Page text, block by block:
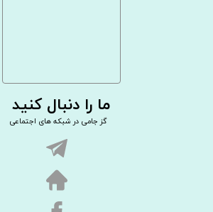
گز جامی در شبکه های اجتماعی
ما را دنبال کنید